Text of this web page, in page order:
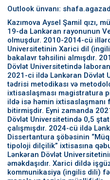
Outlook ünvanı:
Kazımova Aysel Şamil qızı,
19-da Lənkəran rayonunun
olmuşdur. 2010-2014-cü
Universitetinin Xarici dil
bakalavr təhsilini almışdır.
Dövlət Universitetində
2021-ci ildə Lənkəran Dövlət
tədrisi metodikası və
ixtisaslaşması magistratura
ildə isə həmin
bitirmişdir. Eyni zamanda
Dövlət Universitetində 0,5
çalışmışdır. 2024-cü ildə
Dissertantura şöbəsinin
tipoloji dilçilik” ixtisasına
Lənkəran Dövlət
əməkdaşıdır. Xarici dildə
kommunikasiya (ingilis dili)